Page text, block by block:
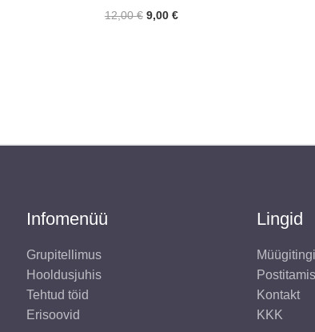
12,00€ Algne
9,00 €Praegune
Infomenüü
Grupitellimus
Hooldusjuhis
Tehtud töid
Erisoovid
Lingid
Kontakt
KKK